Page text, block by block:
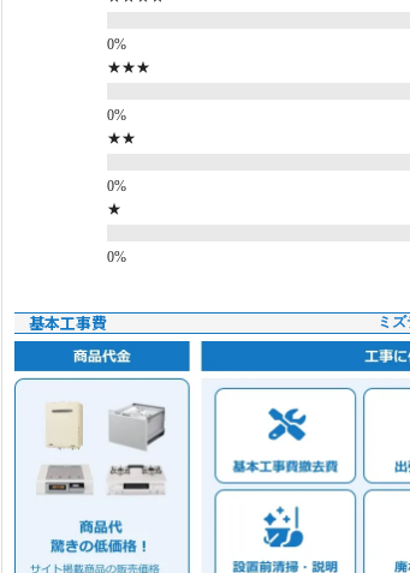
★★★
★★
★
基本工事費 ミ